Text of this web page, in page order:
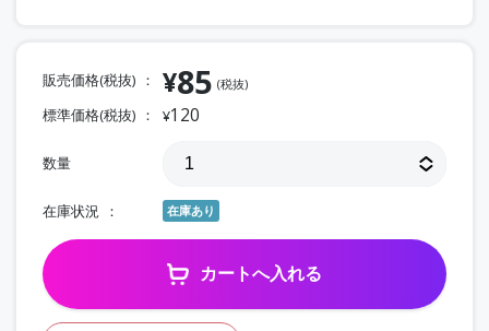
販売価格(税抜) ¥85 (税抜)
標準価格(税抜) ¥120
数量
在庫状況 在庫あり
カートへ入れる